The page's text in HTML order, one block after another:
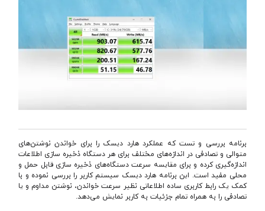
برنامه بررسی و تست که عملکرد هارد دیسک را برای خواندن نوشتن‌های
متوالی و تصادفی در اندازه‌های مختلف برای هر دستگاه ذخیره سازی اطلاعات
اندازه‌گیری کرده و برای مقایسه سرعت دستگاه‌های ذخیره سازی قابل حمل و
محلی مفید است. این برنامه هارد دیسک سیستم کاربر را بررسی نموده و با
کمک یک رابط کاربری ساده اطلاعاتی نظیر سرعت خواندن، نوشتن مداوم و یا
تصادفی را به همراه تمام جزئیات به کاربر نمایش می‌دهد.